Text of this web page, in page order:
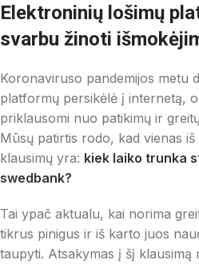
Elektroninių lošimų
svarbu žinoti
Koronaviruso pandemijos metu
platformų persikėlė į internetą,
priklausomi nuo patikimų ir
Mūsų patirtis rodo, kad vienas
klausimų yra: kiek laiko trunka
swedbank?
Tai ypač aktualu, kai norima
tikrus pinigus ir iš karto juos
taupyti. Atsakymas į šį klausimą